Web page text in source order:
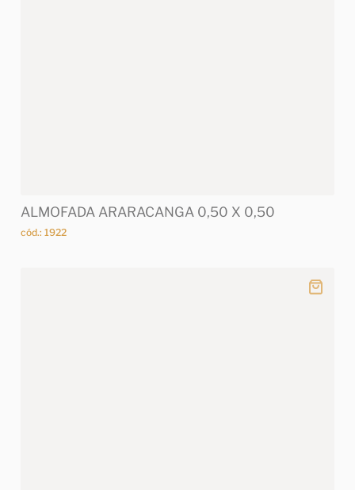
ALMOFADA ARARACANGA 0,50 X 0,50
cód.: 1922